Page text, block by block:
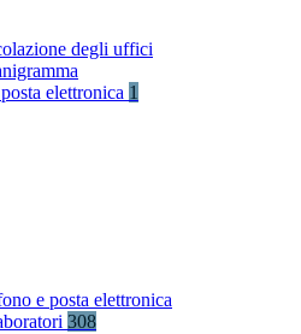
degli uffici
elettronica 1
e posta elettronica
308